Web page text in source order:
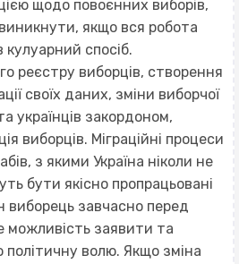
щодо повоєнних виборів,
якщо вся робота
спосіб.
реєстру виборців, створення
своїх даних, зміни виборчої
українців закордоном,
виборців. Міграційні процеси
з якими Україна ніколи не
бути якісно пропрацьовані
завчасно перед
заявити та
політичну волю. Якщо зміна